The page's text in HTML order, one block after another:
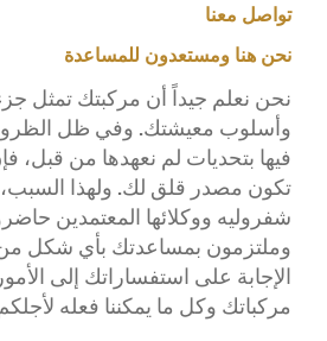
تواصل معنا
نحن هنا ومستعدون للمساعدة
نحن نعلم جيداً أن مركبتك تمثل
وأسلوب معيشتك. وفي ظل الظروف
فيها بتحديات لم نعهدها من قبل،
تكون مصدر قلق لك. ولهذا
شفروليه ووكلائها المعتمدين
وملتزمون بمساعدتك بأي شكل
الإجابة على استفساراتك إلى
مركباتك وكل ما يمكننا فعله